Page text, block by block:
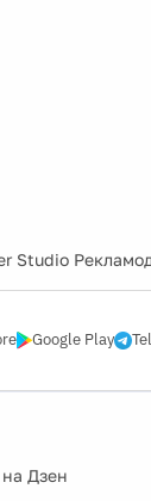
Studio
Google Play